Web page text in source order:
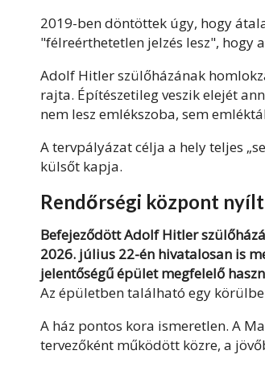
2019-ben döntöttek úgy, hogy
"félreérthetetlen jelzés lesz", hogy
Adolf Hitler szülőházának
rajta. Építészetileg veszik elejét
nem lesz emlékszoba, sem
A tervpályázat célja a hely teljes
külsőt kapja.
Rendőrségi központ
Befejeződött Adolf Hitler
2026. július 22-én hivatalosan is
jelentőségű épület megfelelő
Az épületben található egy
A ház pontos kora ismeretlen. A
tervezőként működött közre, a